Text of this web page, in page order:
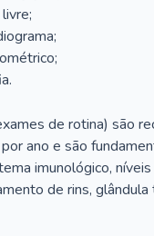
de rotina) são
ano e são
imunológico,
de rins,